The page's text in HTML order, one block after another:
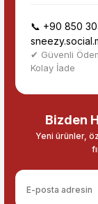
📞 +90 850
✔ Güvenli
Kolay İade
Bizden
Yeni ürünler,